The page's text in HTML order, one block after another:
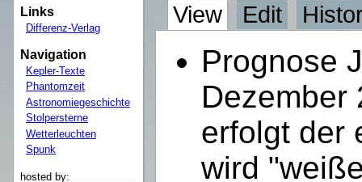
Links
Differenz-Verlag
Navigation
Kepler-Texte
Phantomzeit
Astronomiegeschichte
Stolpersterne
Wetterleuchten
Spunk
hosted by:
View Edit
Prognose
Dezember
erfolgt der
wird